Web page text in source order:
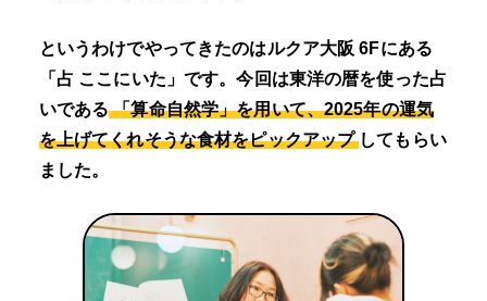
というわけでやってきたのはルクア大阪 6Fにある
「占 ここにいた」です。今回は東洋の暦を使った占
いである 「算命自然学」を用いて、2025年の運気
を上げてくれそうな食材をピックアップ してもらい
ました。